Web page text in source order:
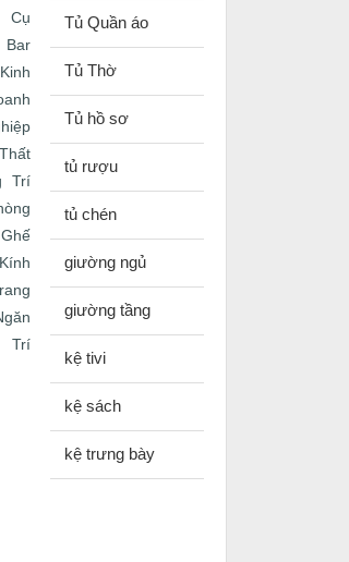
Cụ
Bar
Kinh
Trí
Trí
Tủ Quần áo
Tủ Thờ
Tủ hồ sơ
tủ rượu
tủ chén
giường ngủ
giường tầng
kệ tivi
kệ sách
kệ trưng bày